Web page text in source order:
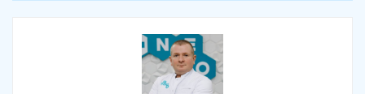
многопрофильная Поликлиника №1»
Консультация пульмонолога в клинике
«Инео (Ineo), медицинский центр на